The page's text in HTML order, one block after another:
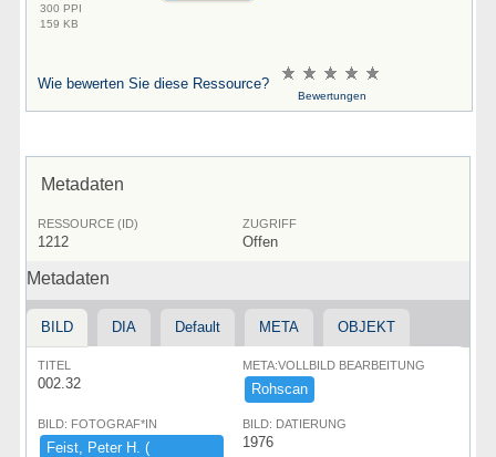
300 PPI
159 KB
Wie bewerten Sie diese Ressource?
Bewertungen
Metadaten
RESSOURCE (ID)
1212
ZUGRIFF
Offen
Metadaten
BILD DIA Default META OBJEKT
TITEL
002.32
META:VOLLBILD BEARBEITUNG
Rohscan
BILD: FOTOGRAF*IN
Feist,​ ​Peter ​H.​ ​(​
BILD: DATIERUNG
1976